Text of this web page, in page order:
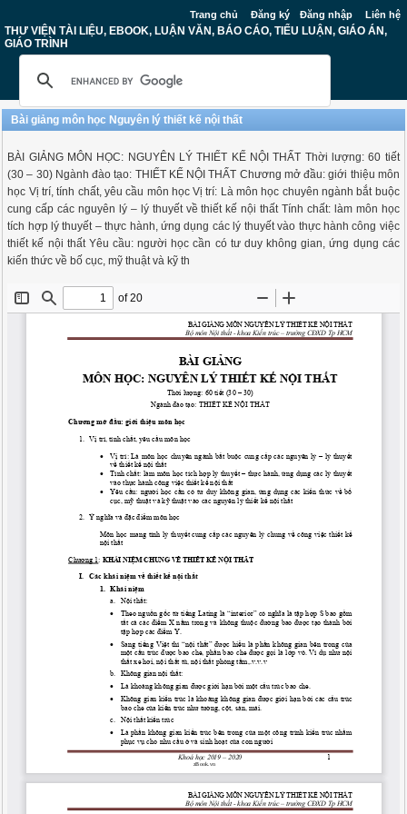
Trang chủ Đăng ký Đăng nhập Liên hệ
THƯ VIỆN TÀI LIỆU, EBOOK, LUẬN VĂN, BÁO CÁO, TIỂU LUẬN, GIÁO ÁN,
GIÁO TRÌNH
Bài giảng môn học Nguyên lý thiết kế nội thất
BÀI GIẢNG MÔN HỌC: NGUYÊN LÝ THIẾT KẾ NỘI THẤT Thời lượng: 60 tiết
(30 – 30) Ngành đào tạo: THIẾT KẾ NỘI THẤT Chương mở đầu: giới thiệu môn
học Vị trí, tính chất, yêu cầu môn học Vị trí: Là môn học chuyên ngành bắt buộc
cung cấp các nguyên lý – lý thuyết về thiết kế nội thất Tính chất: làm môn học
tích hợp lý thuyết – thực hành, ứng dụng các lý thuyết vào thực hành công việc
thiết kế nội thất Yêu cầu: người học cần có tư duy không gian, ứng dụng các
kiến thức về bố cục, mỹ thuật và kỹ th